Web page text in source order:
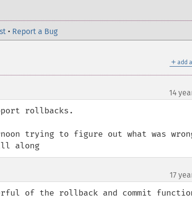
• Report a Bug
＋ add
14
rollbacks.
trying to figure out what was
along
17
of the rollback and commit